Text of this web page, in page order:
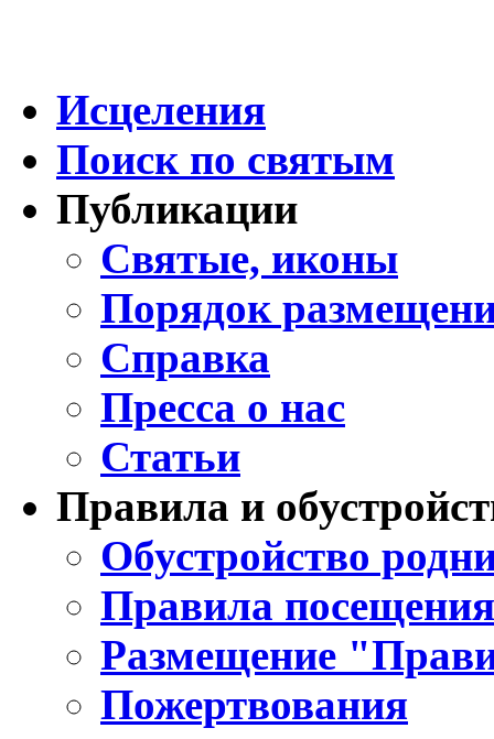
Исцеления
Поиск по святым
Публикации
Святые, иконы
Порядок
Справка
Пресса о нас
Статьи
Правила и
Обустройство
Правила
Размещение
Пожертвования